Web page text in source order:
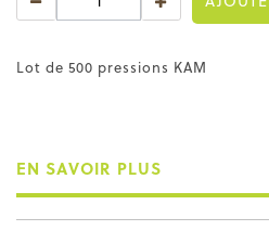
Lot de 500 pressions KAM
EN SAVOIR PLUS